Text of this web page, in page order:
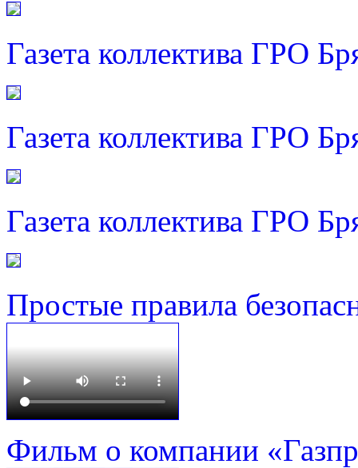
Газета коллектива ГРО
Газета коллектива ГРО
Газета коллектива ГРО
Простые правила
Фильм о компании